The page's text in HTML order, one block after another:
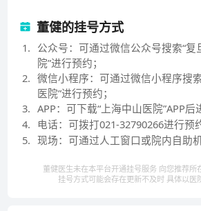
对骨质疏松症和骨质疏松性脊柱骨折
色，脊柱肿瘤诊疗和腰突症防治在
位。共负责37项基金（5个在研项目
“863计划”、九项国自然等30余项课
万元。以第一完成人获得国家科技进
年）、上海市科技进步一等奖（2011
进步二等奖（2013年）等10余项科技
和通讯作者发表了243篇学术论文，
篇，已申报17项国家专利。任职多个
及奖项评审，国家科学技术奖评委，
董健的挂号方式
1. 公众号：可通过微信公众号搜索“复
院”进行预约；
2. 微信小程序：可通过微信小程序搜
医院”进行预约；
3. APP：可下载“上海中山医院”APP后
4. 电话：可拨打021-32790266进行预
5. 现场：可通过人工窗口或院内自助
董健医生未在本平台开通挂号服务 向您推荐所
挂号方式可能会存在更新不及时 具体以医